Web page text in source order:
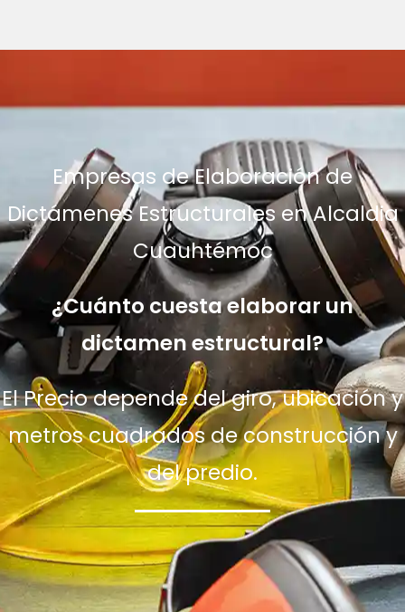
Empresas de Elaboración de
Dictámenes Estructurales en Alcaldia
Cuauhtémoc
¿Cuánto cuesta elaborar un
dictamen estructural?
El Precio depende del giro, ubicación y
metros cuadrados de construcción y
del predio.